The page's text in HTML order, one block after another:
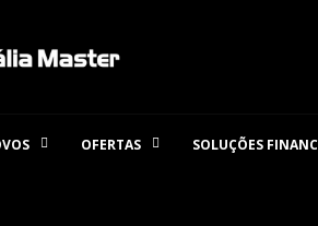
OFERTAS SOLUÇÕES